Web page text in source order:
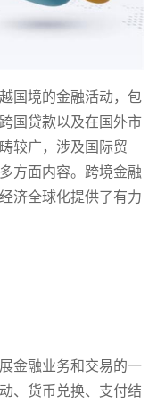
国境的金融活动，包
国贷款以及在国外市
较广，涉及国际贸
方面内容。跨境金融
济全球化提供了有力
金融业务和交易的一
、货币兑换、支付结